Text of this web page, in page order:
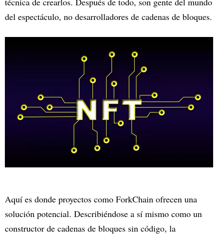
del espectáculo, no desarrolladores de cadenas de bloques.
Aquí es donde proyectos como ForkChain ofrecen una
solución potencial. Describiéndose a sí mismo como un
constructor de cadenas de bloques sin código, la